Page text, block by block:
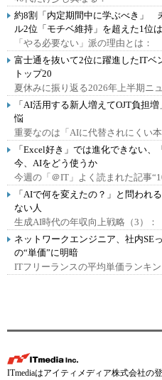
約8割「内定期間中に学ぶべき」
ル2位「モチベ維持」を超えた1位
「やる必要ない」派の理由とは：
富士通を抜いて2位に躍進したIT
トップ20
夏休みに振り返る2026年上半期ニ
「AI活用する新人増えてOJT負担
悩
重要なのは「AIに代替されにくい
「Excel好き」では進化できない
今、AIをどう使うか
今週の「＠IT」よく読まれた記事
「AIで何を変えたの？」と問われ
ない人
生成AI時代の年収向上戦略（3）：
ネットワークエンジニア、社内
の“単価”に明暗
ITフリーランスの平均単価ランキン
ITmediaはアイティメディア株式会社の